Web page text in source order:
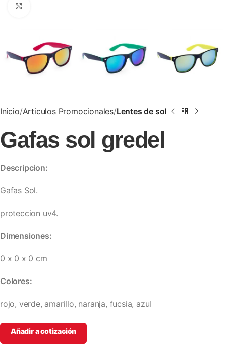
Inicio Articulos Promocionales Lentes de sol
Gafas sol gredel
Descripcion:
Gafas Sol.
proteccion uv4.
Dimensiones:
0 x 0 x 0 cm
Colores:
rojo, verde, amarillo, naranja, fucsia, azul
Añadir a cotización